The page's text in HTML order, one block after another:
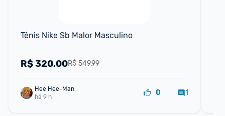
Tênis Nike Sb Malor Masculino
R$ 549,99
R$320,00
Hee Hee-Man
há 9 h
0 1